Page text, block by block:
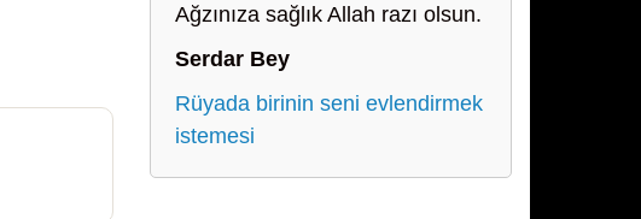
Ağzınıza sağlık Allah razı olsun.
Serdar Bey
Rüyada birinin seni evlendirmek
istemesi